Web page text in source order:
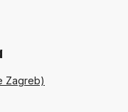
Zagreb)